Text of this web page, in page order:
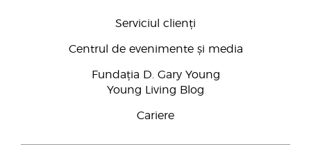
Serviciul clienți
Centrul de evenimente și media
Fundația D. Gary Young
Young Living Blog
Cariere